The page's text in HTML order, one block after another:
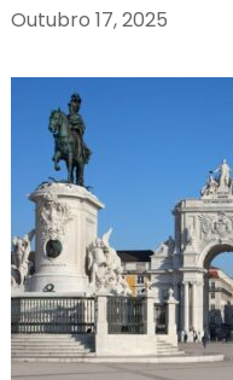
Outubro 17, 2025